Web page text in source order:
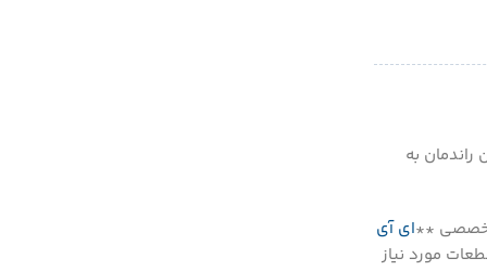
به
تخصصی **ای آی
مورد نیاز